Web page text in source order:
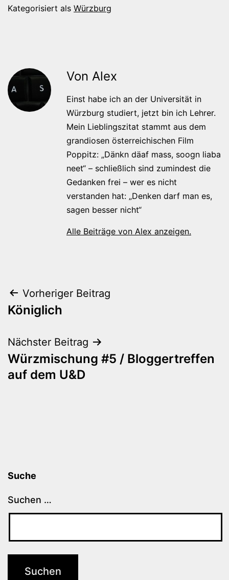
Kategorisiert als Würzburg
Von Alex
Einst habe ich an der Universität in
Würzburg studiert, jetzt bin ich Lehrer.
Mein Lieblingszitat stammt aus dem
grandiosen österreichischen Film
Poppitz: „Dänkn däaf mass, soogn liaba
neet“ – schließlich sind zumindest die
Gedanken frei – wer es nicht
verstanden hat: „Denken darf man es,
sagen besser nicht“
Alle Beiträge von Alex anzeigen.
Beitragsnavigation
Vorheriger Beitrag
Königlich
Nächster Beitrag
Würzmischung #5 / Bloggertreffen
auf dem U&D
Suche
Suchen …